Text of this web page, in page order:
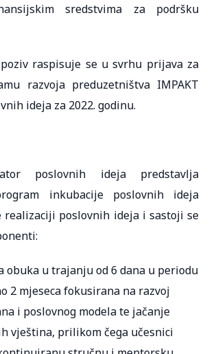
sredstvima za podršku
raspisuje se u svrhu prijava za
razvoja preduzetništva IMPAKT
ideja za 2022. godinu.
poslovnih ideja predstavlja
inkubacije poslovnih ideja
realizaciji poslovnih ideja i sastoji se
obuka u trajanju od 6 dana u periodu
2 mjeseca fokusirana na razvoj
i poslovnog modela te jačanje
vještina, prilikom čega učesnici